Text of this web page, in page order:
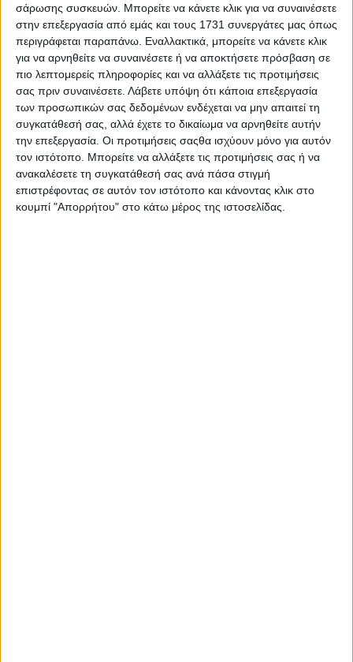
σάρωσης συσκευών. Μπορείτε να κάνετε κλικ για να συναινέσετε
στην επεξεργασία από εμάς και τους 1731 συνεργάτες μας όπως
περιγράφεται παραπάνω. Εναλλακτικά, μπορείτε να κάνετε κλικ
για να αρνηθείτε να συναινέσετε ή να αποκτήσετε πρόσβαση σε
πιο λεπτομερείς πληροφορίες και να αλλάξετε τις προτιμήσεις
σας πριν συναινέσετε. Λάβετε υπόψη ότι κάποια επεξεργασία
των προσωπικών σας δεδομένων ενδέχεται να μην απαιτεί τη
συγκατάθεσή σας, αλλά έχετε το δικαίωμα να αρνηθείτε αυτήν
την επεξεργασία. Οι προτιμήσεις σαςθα ισχύουν μόνο για αυτόν
τον ιστότοπο. Μπορείτε να αλλάξετε τις προτιμήσεις σας ή να
ανακαλέσετε τη συγκατάθεσή σας ανά πάσα στιγμή
επιστρέφοντας σε αυτόν τον ιστότοπο και κάνοντας κλικ στο
κουμπί "Απορρήτου" στο κάτω μέρος της ιστοσελίδας.
Σύμφωνα και με τα αρνητικά σχόλια που έγιναν
στην ανάρτηση του Τούρκου υπουργού για την
ένταξη αυτών των αυτοκινήτων στον στόλο της
Αστυνομίας, το μεγάλο κόστος για τη συντήρησή
και τη χρήση τους θα το πληρώνει μέσω φόρων ο
απλός λαός, τη στιγμή που η οικονομία της χώρας
δεν βρίσκεται στα καλύτερά της.
Göreve geldiğimiz ilk günden itibaren bizden hep şu
sözü duydunuz: Türkiye’nin Huzuru…